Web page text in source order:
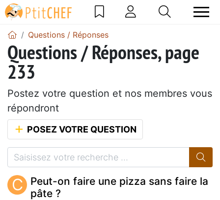
Questions / Réponses
Questions / Réponses, page
233
Postez votre question et nos membres vous
répondront
POSEZ VOTRE QUESTION
C
Peut-on faire une pizza sans faire la
pâte ?